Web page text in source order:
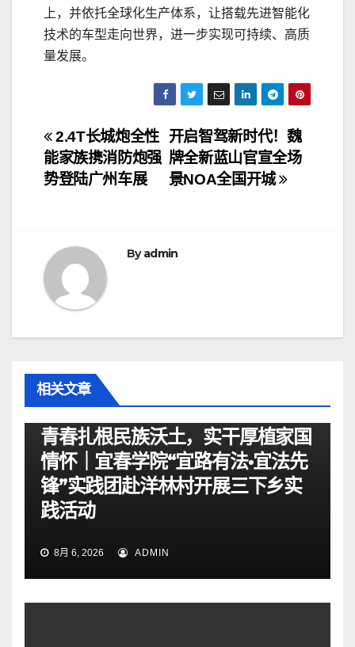
上，并依托全球化生产体系，让搭载先进智能化
技术的车型走向世界，进一步实现可持续、高质
量发展。
文
章
航
开启智驾新时代！魏
牌全新蓝山官宣全场
景NOA全国开城
2.4T长城炮全性
能家族携消防炮强
势登陆广州车展
Byadmin
相关文章
青春扎根民族沃土，实干厚植家国
情怀｜宜春学院“宜路有法•宜法先
锋”实践团赴洋林村开展三下乡实
践活动
8月 6, 2026 ADMIN